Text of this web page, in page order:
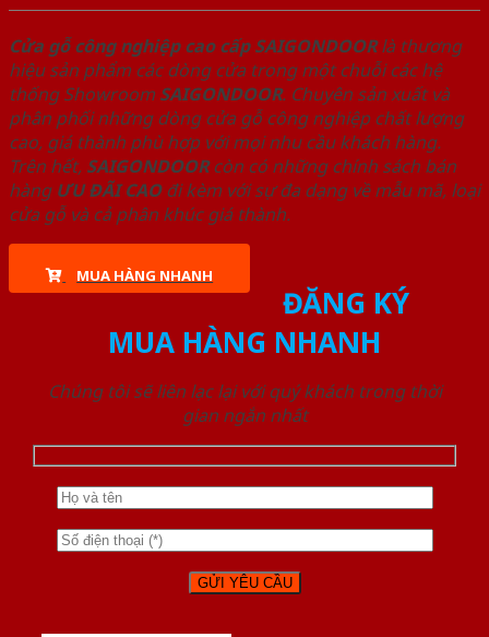
Cửa gỗ công nghiệp cao cấp SAIGONDOORlà thương
hiệu sản phẩm các dòng cửa trong một chuỗi các hệ
thống Showroom SAIGONDOOR. Chuyên sản xuất và
phân phối những dòng cửa gỗ công nghiệp chất lượng
cao, giá thành phù hợp với mọi nhu cầu khách hàng.
Trên hết, SAIGONDOORcòn có những chính sách bán
hàng ƯU ĐÃI CAOđi kèm với sự đa dạng về mẫu mã, loại
cửa gỗ và cả phân khúc giá thành.
MUA HÀNG NHANH
ĐĂNG KÝ
MUA HÀNG NHANH
Chúng tôi sẽ liên lạc lại với quý khách trong thời
gian ngắn nhất